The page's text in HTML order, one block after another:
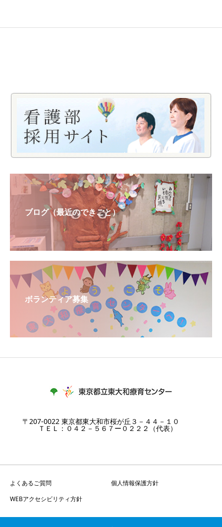
ブログ（最近のできごと）
ボランティア募集
〒207-0022 東京都東大和市桜が丘３－４４－１０
ＴＥＬ：０４２－５６７ー０２２２（代表）
よくあるご質問
個人情報保護方針
WEBアクセシビリティ方針